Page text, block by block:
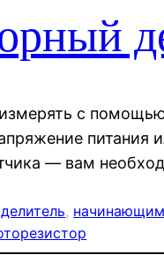
с
питания
— вам
делитель, начинающим